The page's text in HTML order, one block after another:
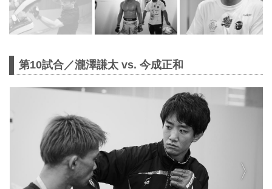
第10試合／瀧澤謙太 vs. 今成正和